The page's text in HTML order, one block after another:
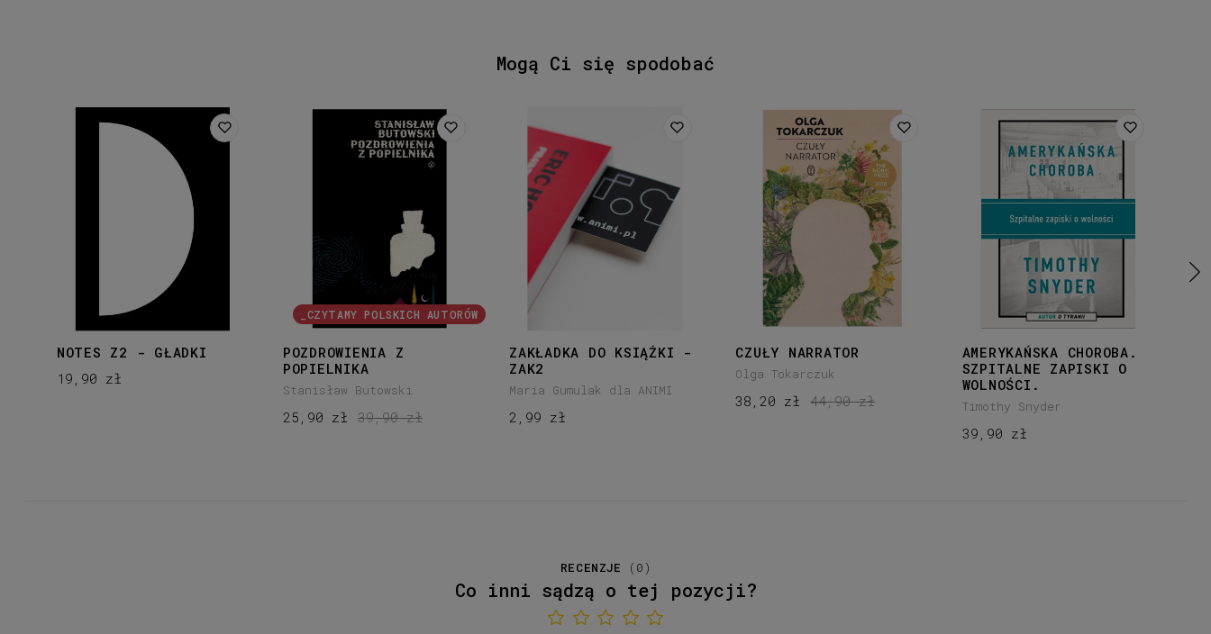
Mogą Ci się spodobać
NOTES Z2 - GŁADKI
19,90 zł
_CZYTAMY POLSKICH AUTORÓW
POZDROWIENIA Z
POPIELNIKA
Stanisław Butowski
25,90 zł 39,90 zł
ZAKŁADKA DO KSIĄŻKI -
ZAK2
Maria Gumulak dla ANIMI
2,99 zł
CZUŁY NARRATOR
Olga Tokarczuk
38,20 zł 44,90 zł
AMERYKAŃSKA CHOROBA.
SZPITALNE ZAPISKI O
WOLNOŚCI.
Timothy Snyder
39,90 zł
RECENZJE ( 0 )
Co inni sądzą o tej pozycji?